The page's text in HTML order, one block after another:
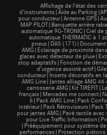
Affichage de l’état des
d’instruments|Aide au Parking
pour conducteur|Antenne
MAP PILOT|Banquette arrière
automatique 9G-TRONIC|Ciel
automatique THERMATIC à 1
pneus|DA5 (171)|Document
AMG|Eclairage de proximité
glaces avec détecteur de
stop adaptatifs|Fonction de
d’urgence assisté
conducteur|Inserts décoratifs en
AMG Line|Jantes alliage AMG
carrosserie AMG|Kit
français|Mercedes me
6|Pack AMG Line|Pack
intérieur|Pack Rétroviseurs|Pack
pour jantes AMG|Pavé tactile
pour Live Traffic
|Prééquipement pour système
performances|Protection